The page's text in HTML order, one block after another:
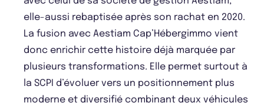
elle-aussi rebaptisée après son rachat en 2020.
La fusion avec Aestiam Cap’Hébergimmo vient
donc enrichir cette histoire déjà marquée par
plusieurs transformations. Elle permet surtout à
la SCPI d’évoluer vers un positionnement plus
moderne et diversifié combinant deux véhicules